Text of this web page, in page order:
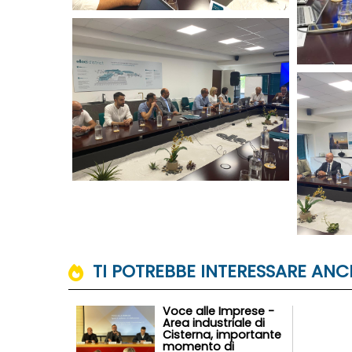
TI POTREBBE INTERESSARE
Voce alle Imprese -
Area industriale di
Cisterna, importante
momento di